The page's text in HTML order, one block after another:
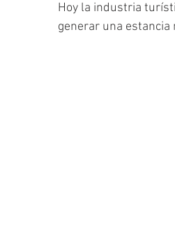
Hoy la industria
generar una estancia